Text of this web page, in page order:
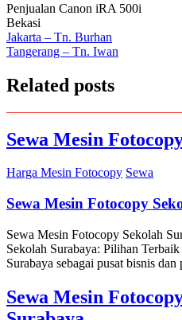
Penjualan Canon iRA 500i
Bekasi
Post
navigation
Jakarta – Tn. Burhan
Tangerang – Tn. Iwan
Related posts
Sewa Mesin
Harga Mesin Fotocopy Sewa
Sewa Mesin Fotocopy
Sewa Mesin Fotocopy Sekolah
Sekolah Surabaya: Pilihan
Surabaya sebagai pusat bisnis dan
Sewa Mesin